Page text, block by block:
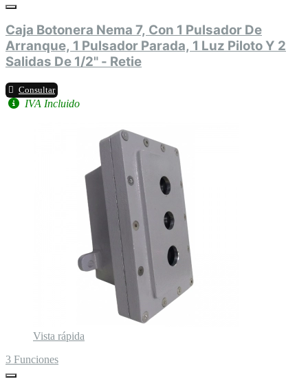
Caja Botonera Nema 7, Con 1 Pulsador De
Arranque, 1 Pulsador Parada, 1 Luz Piloto Y 2
Salidas De 1/2" - Retie
Consultar
IVA Incluido
Vista rápida
3 Funciones